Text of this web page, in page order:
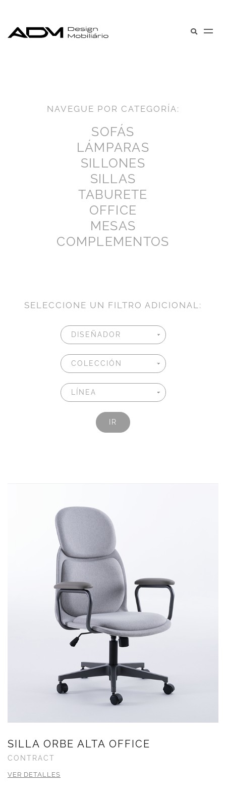
NAVEGUE POR CATEGORÍA:
SOFÁS
LÁMPARAS
SILLONES
SILLAS
TABURETE
OFFICE
MESAS
COMPLEMENTOS
SELECCIONE UN FILTRO ADICIONAL:
IR
SILLA ORBE ALTA OFFICE
CONTRACT
VER DETALLES